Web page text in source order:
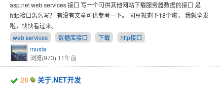
asp.net web services 接口 写一个可供其他网站下载服务器数据的接口 是
http接口怎么写？ 有没有文章可供参考一下。 园豆就剩下18个啦， 我就全发
啦，快快看过来。
web services
数据库接口 下载
http接口
musta
浏览(973) 11年前
20 关于.NET开发